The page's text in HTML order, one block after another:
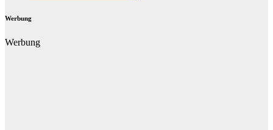
Werbung
Werbung